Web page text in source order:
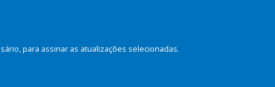
para assinar as atualizações selecionadas.